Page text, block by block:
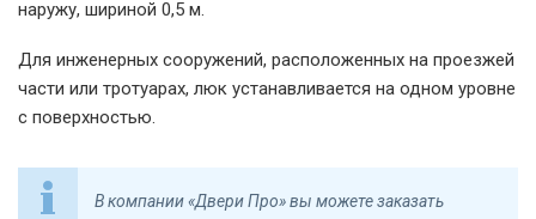
наружу, шириной 0,5 м.
Для инженерных сооружений, расположенных на проезжей
части или тротуарах, люк устанавливается на одном уровне
с поверхностью.
В компании «Двери Про» вы можете заказать